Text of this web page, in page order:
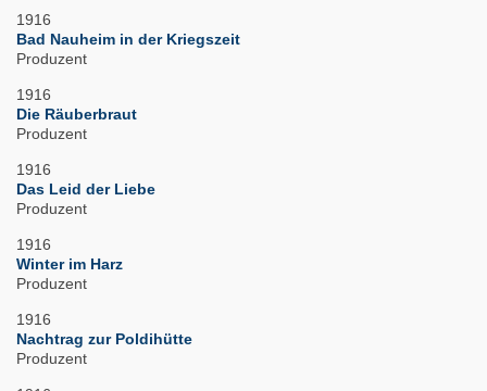
1916
Bad Nauheim in der Kriegszeit
Produzent
1916
Die Räuberbraut
Produzent
1916
Das Leid der Liebe
Produzent
1916
Winter im Harz
Produzent
1916
Nachtrag zur Poldihütte
Produzent